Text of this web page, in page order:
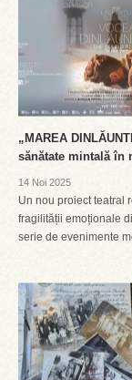
„MAREA
sănătate mintală în
14 Noi 2025
Un nou proiect teatral
fragilității emoționale
serie de evenimente